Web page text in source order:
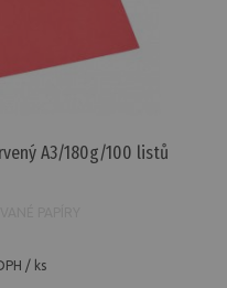
A3/180g/100 listů
/ ks